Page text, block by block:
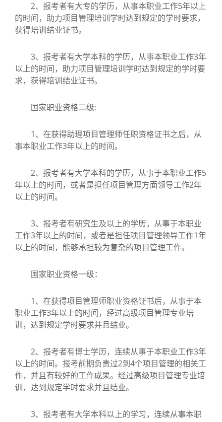
2、报考者有大专的学历，从事本职业工作5年以上
的时间，助力项目管理培训学时达到规定的学时要求，
获得培训结业证书。
3、报考者有大学本科的学历，从事本职业工作3年
以上的时间，助力项目管理培训学时达到规定的学时要
求，获得培训结业证书。
国家职业资格二级:
1、在获得助理项目管理师任职资格证书之后，从
事本职业工作3年以上的时间。
2、报考者有大学本科的学历，从事于本职业工作5
年以上的时间，或者是担任项目管理方面领导工作2年
以上的时间。
3、报考者有研究生及以上的学历，从事于本职业
工作3年以上的时间，或者是担任项目管理领导工作1年
以上的时间，能够承担较为复杂的项目管理工作。
国家职业资格一级：
1、在获得项目管理师职业资格证书后，从事于本
职业工作3年以上的时间，经过高级项目管理专业培
训，达到规定学时要求并且结业。
2、报考者有博士学历，连续从事于本职业工作3年
以上的时间。报考前期负责过2到4个项目管理的相关工
作，并且有较好的工作成果。经过高级项目管理专业培
训，达到规定学时要求并且结业。
3、报考者有大学本科以上的学习，连续从事本职